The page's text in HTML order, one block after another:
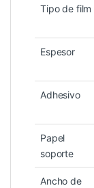
Tipo de film
Espesor
Adhesivo
Papel
soporte
Ancho de